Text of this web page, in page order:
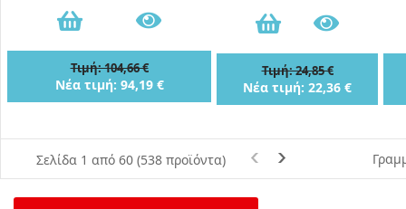
Τιμή: 104,66 €
Νέα τιμή: 94,19 €
Τιμή: 24,85 €
Νέα τιμή: 22,36 €
Σελίδα 1 από 60 (538 προϊόντα)